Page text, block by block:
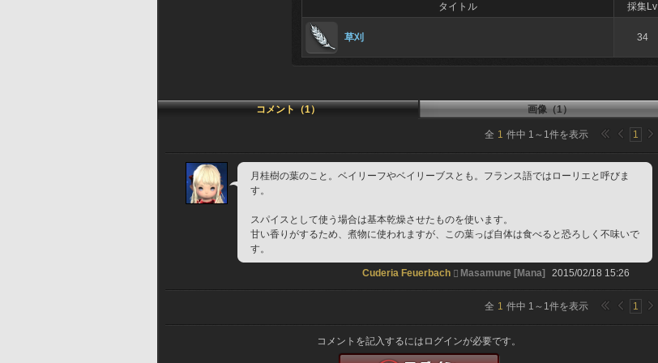
タイトル
採集Lv
草刈 34
コメント（1） 画像（1）
全 1 件中 1 ～ 1件を表示 1
月桂樹の葉のこと。ベイリーフやベイリーブスとも。フランス語ではローリエと呼びま
す。
スパイスとして使う場合は基本乾燥させたものを使います。
甘い香りがするため、煮物に使われますが、この葉っぱ自体は食べると恐ろしく不味いで
す。
Cuderia Feuerbach Masamune [Mana] 2015/02/18 15:26
全 1 件中 1 ～ 1件を表示 1
コメントを記入するにはログインが必要です。